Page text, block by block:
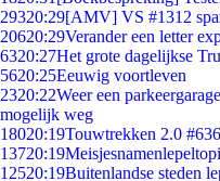
29320:29[AMV] VS #1312
20620:29Verander een letter
6320:27Het grote dagelijkse
5620:25Eeuwig voortleven
2320:22Weer een
mogelijk weg
18020:19Touwtrekken 2.0
13720:19
12520:19Buitenlandse steden